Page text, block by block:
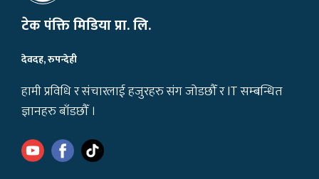
टेक पंक्ति मिडिया प्रा. लि.
देवदह, रुपन्देही
हामी प्रविधि र संचारलाई हजुरहरु संग जोडछौँ र IT सम्बन्धित
ज्ञानहरु बाँडछौँ ।